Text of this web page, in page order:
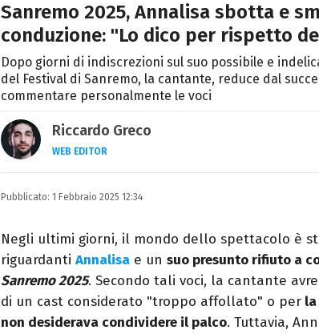
Sanremo 2025, Annalisa sbotta e
conduzione: "Lo dico per rispetto
Dopo giorni di indiscrezioni sul suo possibile e
del Festival di Sanremo, la cantante, reduce dal
commentare personalmente le voci
Riccardo Greco
WEB EDITOR
LINKEDIN
Si avvicina all'editoria studiando all'IED
specializza poi in Comunicazione
presso La Sapienza, collaborando con
Pubblicato: 1 Febbraio 2025 12:34
Negli ultimi giorni, il mondo dello spettacolo è
riguardanti Annalisa e un suo presunto rifiuto a
Sanremo 2025. Secondo tali voci, la cantante
di un cast considerato "troppo affollato" o per
non desiderava condividere il palco. Tuttavia,